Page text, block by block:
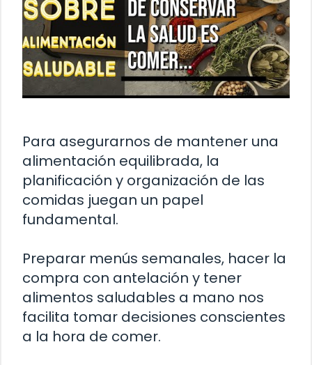
Para asegurarnos de mantener una
alimentación equilibrada, la
planificación y organización de las
comidas juegan un papel
fundamental.
Preparar menús semanales, hacer la
compra con antelación y tener
alimentos saludables a mano nos
facilita tomar decisiones conscientes
a la hora de comer.